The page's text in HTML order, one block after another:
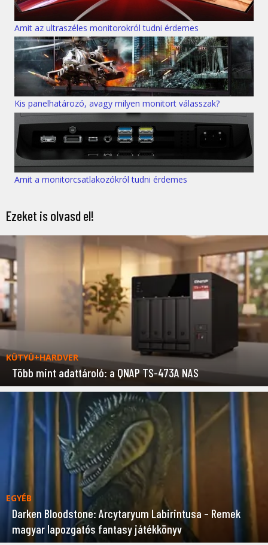
Amit az ultraszéles monitorokról tudni érdemes
Kis panelhatározó, avagy milyen monitort válasszak?
Amit a monitorcsatlakozókról tudni érdemes
Ezeket is olvasd el!
KÜTYÜ+HARDVER
Több mint adattároló: a QNAP TS-473A NAS
EGYÉB
Darken Bloodstone: Arcytaryum Labirintusa – Remek
magyar lapozgatós fantasy játékkönyv